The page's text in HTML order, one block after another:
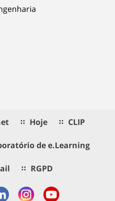
Hoje CLIP
de e.Learning
RGPD